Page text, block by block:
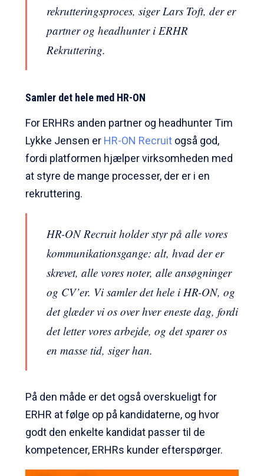
rekrutteringsproces, siger Lars Toft, der er
partner og headhunter i ERHR
Rekruttering.
Samler det hele med HR-ON
For ERHRs anden partner og headhunter Tim
Lykke Jensen er HR-ON Recruitogså god,
fordi platformen hjælper virksomheden med
at styre de mange processer, der er i en
rekruttering.
HR-ON Recruit holder styr på alle vores
kommunikationsgange: alt, hvad der er
skrevet, alle vores noter, alle ansøgninger
og CV’er. Vi samler det hele i HR-ON, og
det glæder vi os over hver eneste dag, fordi
det letter vores arbejde, og det sparer os
en masse tid, siger han.
På den måde er det også overskueligt for
ERHR at følge op på kandidaterne, og hvor
godt den enkelte kandidat passer til de
kompetencer, ERHRs kunder efterspørger.